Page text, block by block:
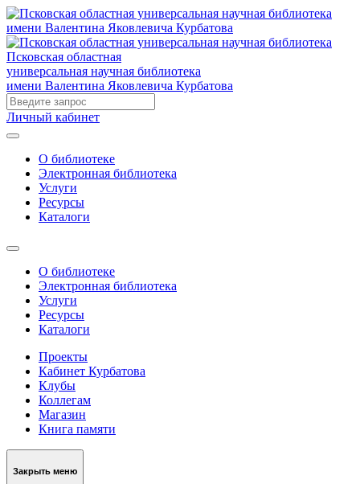
Псковская областная
универсальная научная библиотека
имени Валентина Яковлевича Курбатова
Личный кабинет
О библиотеке
Электронная библиотека
Услуги
Ресурсы
Каталоги
О библиотеке
Электронная библиотека
Услуги
Ресурсы
Каталоги
Проекты
Кабинет Курбатова
Клубы
Коллегам
Магазин
Книга памяти
Закрыть меню